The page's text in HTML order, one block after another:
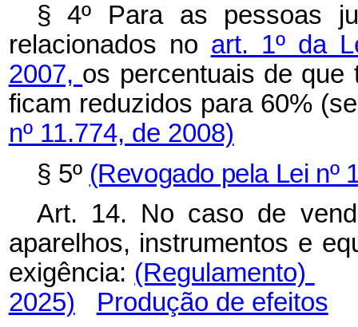
§ 4º Para as pessoas
relacionados no art. 1º da
2007, os percentuais de que
ficam reduzidos para 60%
nº 11.774, de 2008)
§ 5º (Revogado pela Lei nº
Art. 14. No caso de
aparelhos, instrumentos e
exigência: (Regulamento)
2025)
Produção de efeitos